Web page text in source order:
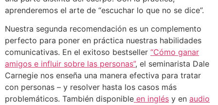
aprenderemos el arte de “escuchar lo que no se dice”.
Nuestra segunda recomendación es un complemento
perfecto para poner en práctica nuestras habilidades
comunicativas. En el exitoso bestseller “Cómo ganar
amigos e influir sobre las personas”, el seminarista Dale
Carnegie nos enseña una manera efectiva para tratar
con personas – y resolver hasta los casos más
problemáticos. También disponible en inglés y en audio